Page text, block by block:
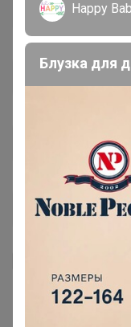
Я
с условиями
вступления,
Happy
Блузка для